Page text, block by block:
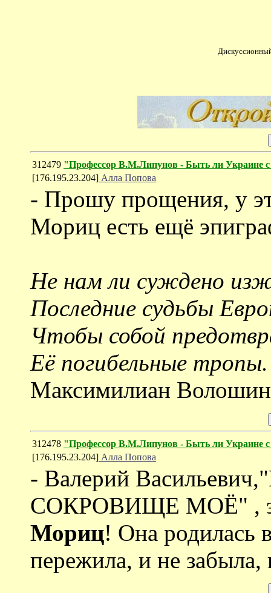
312479 "Профессор В.М.Липунов - Быть ли Украине с
[176.195.23.204] Алла Попова
- Прошу прощения, у
Мориц есть ещё
Не нам ли суждено
Последние судьбы
Чтобы собой
Её погибельные тропы.
Максимилиан Волошин
312478 "Профессор В.М.Липунов - Быть ли Украине с
[176.195.23.204] Алла Попова
- Валерий
СОКРОВИЩЕ МОЁ" ,
Мориц! Она родилась
пережила, и не